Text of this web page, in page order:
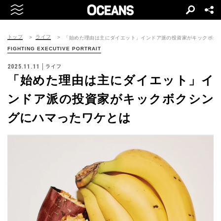
トップ ライフ 「始めた理由は主にダイエット」インドア派の投資家がキックボク
FIGHTING EXECUTIVE PORTRAIT
2025.11.11 ライフ
「始めた理由は主にダイエット」イ
ンドア派の投資家がキックボクシン
グにハマったワケとは